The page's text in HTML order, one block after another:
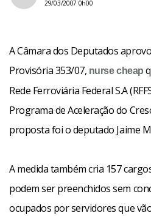
29/03/2007 0h00
A Câmara dos Deputados
Provisória 353/07, nurse cheap
Rede Ferroviária Federal S.A
Programa de Aceleração do
proposta foi o deputado Jaime
A medida também cria 157
podem ser preenchidos sem
ocupados por servidores que